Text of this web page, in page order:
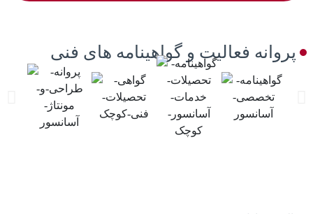
پروانه فعالیت و گواهینامه های فنی